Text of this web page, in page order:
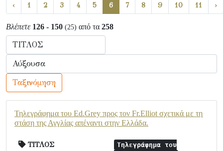
‹ 1 2 3 4 5 6 7 8 9 10 11 ›
Βλέπετε 126 - 150 (25) από τα 258
Ταξινόμηση
Τηλεγράφημα του Ed.Grey προς τον Fr.Elliot σχετικά με τη
στάση της Αγγλίας απέναντι στην Ελλάδα.
ΤΙΤΛΟΣ
Τηλεγράφημα του